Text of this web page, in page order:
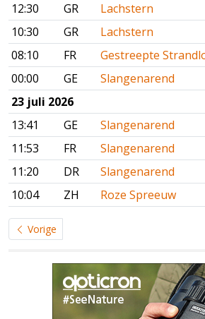
12:30
GR
Lachstern
10:30
GR
Lachstern
08:10
FR
Gestreepte
00:00
GE
Slangenarend
23 juli 2026
13:41
GE
Slangenarend
11:53
FR
Slangenarend
11:20
DR
Slangenarend
10:04
ZH Roze Spreeuw
Vorige